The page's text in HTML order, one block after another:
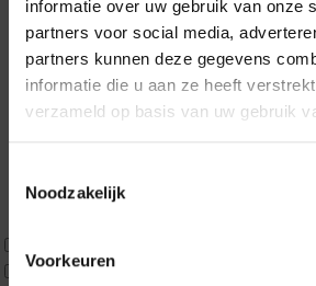
informatie over uw gebruik van onze
partners voor social media,
partners kunnen deze gegevens
informatie die u aan ze heeft
verzameld op basis van uw gebruik
Noodzakelijk
Voorkeuren
Maatvoering
1 persoon
2 personen
2 personen split
Twijfelaar
Latex
Tweepersoons 1 kern product